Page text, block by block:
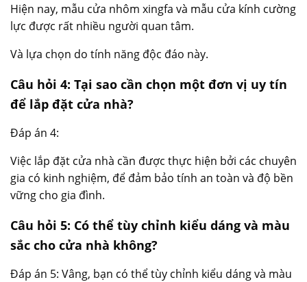
Hiện nay, mẫu cửa nhôm xingfa và mẫu cửa kính cường
lực được rất nhiều người quan tâm.
Và lựa chọn do tính năng độc đáo này.
Câu hỏi 4: Tại sao cần chọn một đơn vị uy tín
để lắp đặt cửa nhà?
Đáp án 4:
Việc lắp đặt cửa nhà cần được thực hiện bởi các chuyên
gia có kinh nghiệm, để đảm bảo tính an toàn và độ bền
vững cho gia đình.
Câu hỏi 5: Có thể tùy chỉnh kiểu dáng và màu
sắc cho cửa nhà không?
Đáp án 5: Vâng, bạn có thể tùy chỉnh kiểu dáng và màu